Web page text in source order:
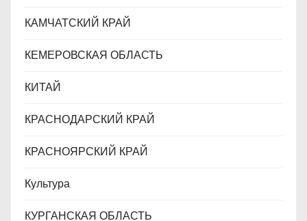
КАМЧАТСКИЙ КРАЙ
КЕМЕРОВСКАЯ ОБЛАСТЬ
КИТАЙ
КРАСНОДАРСКИЙ КРАЙ
КРАСНОЯРСКИЙ КРАЙ
Культура
КУРГАНСКАЯ ОБЛАСТЬ